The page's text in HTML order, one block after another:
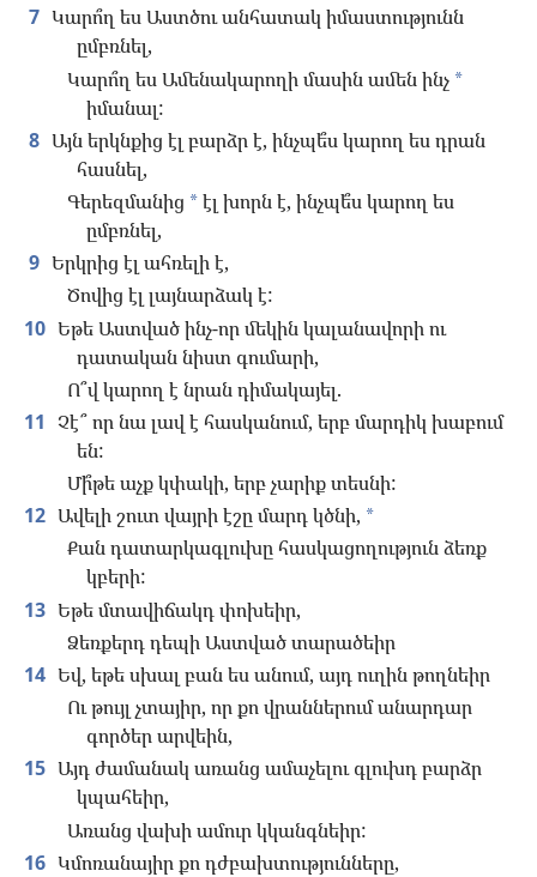
7 Կարո՞ղ ես Աստծու անհատակ իմաստությունն
ըմբռնել,
Կարո՞ղ ես Ամենակարողի մասին ամեն ինչ *
իմանալ:
8 Այն երկնքից էլ բարձր է, ինչպե՞ս կարող ես դրան
հասնել,
Գերեզմանից *էլ խորն է, ինչպե՞ս կարող ես
ըմբռնել,
9 Երկրից էլ ահռելի է,
Ծովից էլ լայնարձակ է:
10 Եթե Աստված ինչ-որ մեկին կալանավորի ու
դատական նիստ գումարի,
Ո՞վ կարող է նրան դիմակայել.
11 Չէ՞ որ նա լավ է հասկանում, երբ մարդիկ խաբում
են:
Մի՞թե աչք կփակի, երբ չարիք տեսնի:
12 Ավելի շուտ վայրի էշը մարդ կծնի, *
Քան դատարկագլուխը հասկացողություն ձեռք
կբերի:
13 Եթե մտավիճակդ փոխեիր,
Ձեռքերդ դեպի Աստված տարածեիր
14 Եվ, եթե սխալ բան ես անում, այդ ուղին թողնեիր
Ու թույլ չտայիր, որ քո վրաններում անարդար
գործեր արվեին,
15 Այդ ժամանակ առանց ամաչելու գլուխդ բարձր
կպահեիր,
Առանց վախի ամուր կկանգնեիր:
16 Կմոռանայիր քո դժբախտությունները,